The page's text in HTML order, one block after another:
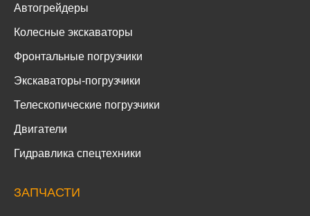
Автогрейдеры
Колесные экскаваторы
Фронтальные погрузчики
Экскаваторы-погрузчики
Телескопические погрузчики
Двигатели
Гидравлика спецтехники
ЗАПЧАСТИ